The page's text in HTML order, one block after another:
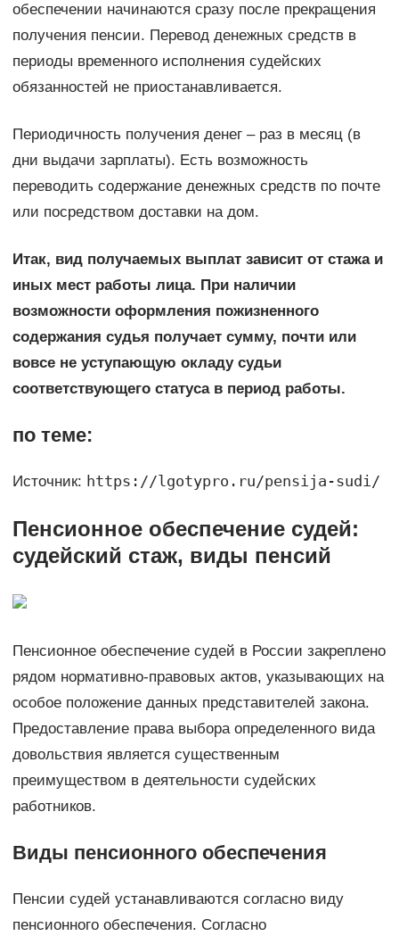
обеспечении начинаются сразу после прекращения
получения пенсии. Перевод денежных средств в
периоды временного исполнения судейских
обязанностей не приостанавливается.
Периодичность получения денег – раз в месяц (в
дни выдачи зарплаты). Есть возможность
переводить содержание денежных средств по почте
или посредством доставки на дом.
Итак, вид получаемых выплат зависит от стажа и
иных мест работы лица. При наличии
возможности оформления пожизненного
содержания судья получает сумму, почти или
вовсе не уступающую окладу судьи
соответствующего статуса в период работы.
по теме:
Источник: https://lgotypro.ru/pensija-sudi/
Пенсионное обеспечение судей:
судейский стаж, виды пенсий
Пенсионное обеспечение судей в России закреплено
рядом нормативно-правовых актов, указывающих на
особое положение данных представителей закона.
Предоставление права выбора определенного вида
довольствия является существенным
преимуществом в деятельности судейских
работников.
Виды пенсионного обеспечения
Пенсии судей устанавливаются согласно виду
пенсионного обеспечения. Согласно